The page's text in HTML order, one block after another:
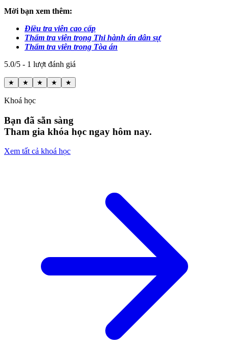
Mời bạn xem thêm:
Điều tra viên cao cấp
Thẩm tra viên trong Thi hành án dân sự
Thẩm tra viên trong Tòa án
5.0/5 - 1 lượt đánh giá
★ ★ ★ ★ ★
Khoá học
Bạn đã sẵn sàng
Tham gia khóa học ngay hôm nay.
Xem tất cả khoá học